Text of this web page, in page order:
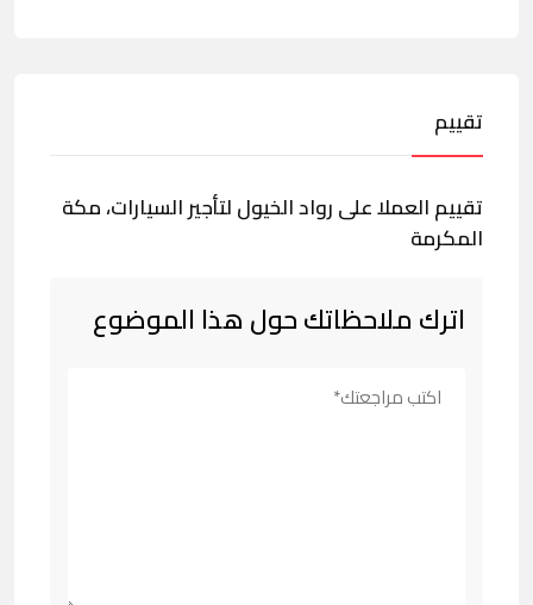
تقييم
تقييم العملا على رواد الخيول لتأجير السيارات، مكة
المكرمة
اترك ملاحظاتك حول هذا الموضوع